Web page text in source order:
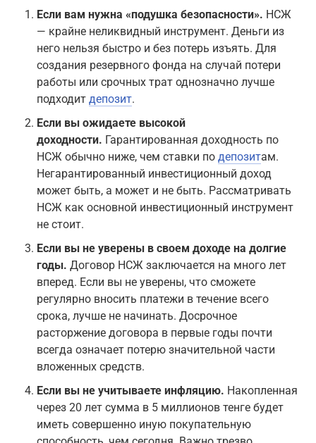
Если вам нужна «подушка безопасности». НСЖ
— крайне неликвидный инструмент. Деньги из
него нельзя быстро и без потерь изъять. Для
создания резервного фонда на случай потери
работы или срочных трат однозначно лучше
подходит депозит.
Если вы ожидаете высокой
доходности. Гарантированная доходность по
НСЖ обычно ниже, чем ставки по депозитам.
Негарантированный инвестиционный доход
может быть, а может и не быть. Рассматривать
НСЖ как основной инвестиционный инструмент
не стоит.
Если вы не уверены в своем доходе на долгие
годы. Договор НСЖ заключается на много лет
вперед. Если вы не уверены, что сможете
регулярно вносить платежи в течение всего
срока, лучше не начинать. Досрочное
расторжение договора в первые годы почти
всегда означает потерю значительной части
вложенных средств.
Если вы не учитываете инфляцию. Накопленная
через 20 лет сумма в 5 миллионов тенге будет
иметь совершенно иную покупательную